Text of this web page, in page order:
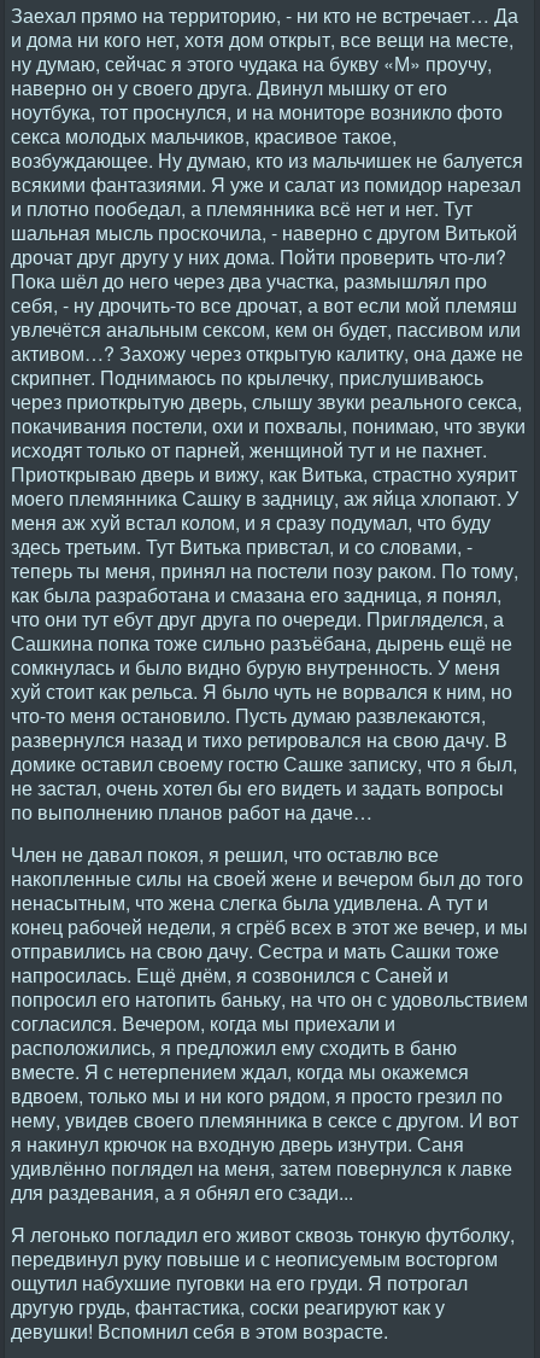
Заехал прямо на территорию, - ни кто не встречает… Да
и дома ни кого нет, хотя дом открыт, все вещи на месте,
ну думаю, сейчас я этого чудака на букву «М» проучу,
наверно он у своего друга. Двинул мышку от его
ноутбука, тот проснулся, и на мониторе возникло фото
секса молодых мальчиков, красивое такое,
возбуждающее. Ну думаю, кто из мальчишек не балуется
всякими фантазиями. Я уже и салат из помидор нарезал
и плотно пообедал, а племянника всё нет и нет. Тут
шальная мысль проскочила, - наверно с другом Витькой
дрочат друг другу у них дома. Пойти проверить что-ли?
Пока шёл до него через два участка, размышлял про
себя, - ну дрочить-то все дрочат, а вот если мой племяш
увлечётся анальным сексом, кем он будет, пассивом или
активом…? Захожу через открытую калитку, она даже не
скрипнет. Поднимаюсь по крылечку, прислушиваюсь
через приоткрытую дверь, слышу звуки реального секса,
покачивания постели, охи и похвалы, понимаю, что звуки
исходят только от парней, женщиной тут и не пахнет.
Приоткрываю дверь и вижу, как Витька, страстно хуярит
моего племянника Сашку в задницу, аж яйца хлопают. У
меня аж хуй встал колом, и я сразу подумал, что буду
здесь третьим. Тут Витька привстал, и со словами, -
теперь ты меня, принял на постели позу раком. По тому,
как была разработана и смазана его задница, я понял,
что они тут ебут друг друга по очереди. Пригляделся, а
Сашкина попка тоже сильно разъёбана, дырень ещё не
сомкнулась и было видно бурую внутренность. У меня
хуй стоит как рельса. Я было чуть не ворвался к ним, но
что-то меня остановило. Пусть думаю развлекаются,
развернулся назад и тихо ретировался на свою дачу. В
домике оставил своему гостю Сашке записку, что я был,
не застал, очень хотел бы его видеть и задать вопросы
по выполнению планов работ на даче…
Член не давал покоя, я решил, что оставлю все
накопленные силы на своей жене и вечером был до того
ненасытным, что жена слегка была удивлена. А тут и
конец рабочей недели, я сгрёб всех в этот же вечер, и мы
отправились на свою дачу. Сестра и мать Сашки тоже
напросилась. Ещё днём, я созвонился с Саней и
попросил его натопить баньку, на что он с удовольствием
согласился. Вечером, когда мы приехали и
расположились, я предложил ему сходить в баню
вместе. Я с нетерпением ждал, когда мы окажемся
вдвоем, только мы и ни кого рядом, я просто грезил по
нему, увидев своего племянника в сексе с другом. И вот
я накинул крючок на входную дверь изнутри. Саня
удивлённо поглядел на меня, затем повернулся к лавке
для раздевания, а я обнял его сзади...
Я легонько погладил его живот сквозь тонкую футболку,
передвинул руку повыше и с неописуемым восторгом
ощутил набухшие пуговки на его груди. Я потрогал
другую грудь, фантастика, соски реагируют как у
девушки! Вспомнил себя в этом возрасте.